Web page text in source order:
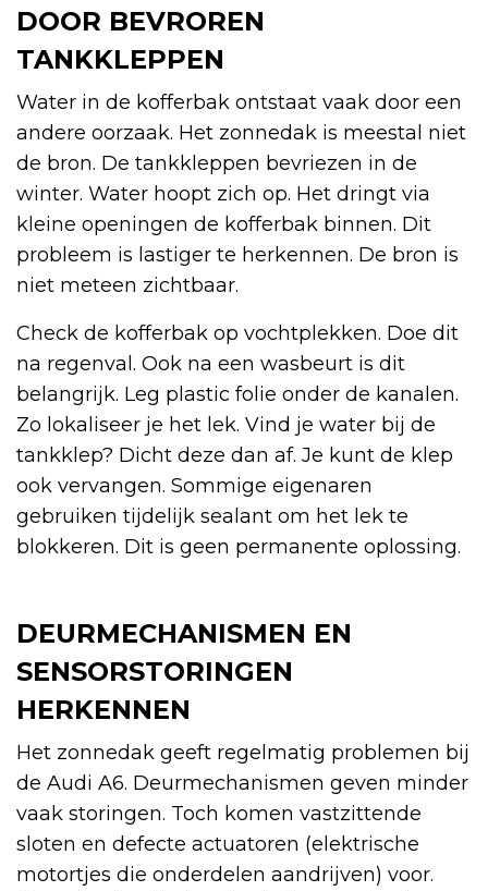
DOOR BEVROREN
TANKKLEPPEN
Water in de kofferbak ontstaat vaak door een
andere oorzaak. Het zonnedak is meestal niet
de bron. De tankkleppen bevriezen in de
winter. Water hoopt zich op. Het dringt via
kleine openingen de kofferbak binnen. Dit
probleem is lastiger te herkennen. De bron is
niet meteen zichtbaar.
Check de kofferbak op vochtplekken. Doe dit
na regenval. Ook na een wasbeurt is dit
belangrijk. Leg plastic folie onder de kanalen.
Zo lokaliseer je het lek. Vind je water bij de
tankklep? Dicht deze dan af. Je kunt de klep
ook vervangen. Sommige eigenaren
gebruiken tijdelijk sealant om het lek te
blokkeren. Dit is geen permanente oplossing.
DEURMECHANISMEN EN
SENSORSTORINGEN
HERKENNEN
Het zonnedak geeft regelmatig problemen bij
de Audi A6. Deurmechanismen geven minder
vaak storingen. Toch komen vastzittende
sloten en defecte actuatoren (elektrische
motortjes die onderdelen aandrijven) voor.